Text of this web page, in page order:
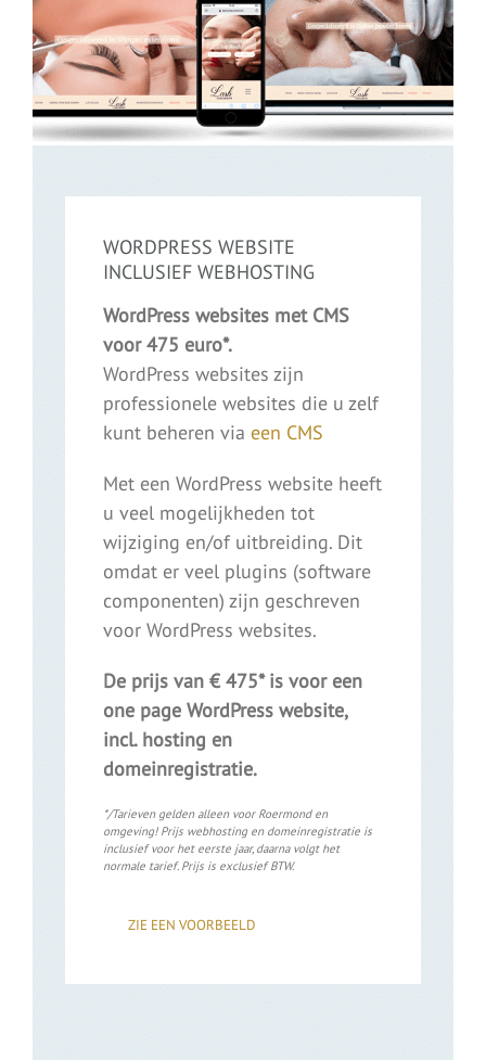
WORDPRESS WEBSITE
INCLUSIEF WEBHOSTING
WordPress websites met CMS
voor 475 euro*.
WordPress websites zijn
professionele websites die u zelf
kunt beheren via een CMS
Met een WordPress website heeft
u veel mogelijkheden tot
wijziging en/of uitbreiding. Dit
omdat er veel plugins (software
componenten) zijn geschreven
voor WordPress websites.
De prijs van € 475* is voor een
one page WordPress website,
incl. hosting en
domeinregistratie.
*/Tarieven gelden alleen voor Roermond en
omgeving! Prijs webhosting en domeinregistratie is
inclusief voor het eerste jaar, daarna volgt het
normale tarief. Prijs is exclusief BTW.
ZIE EEN VOORBEELD